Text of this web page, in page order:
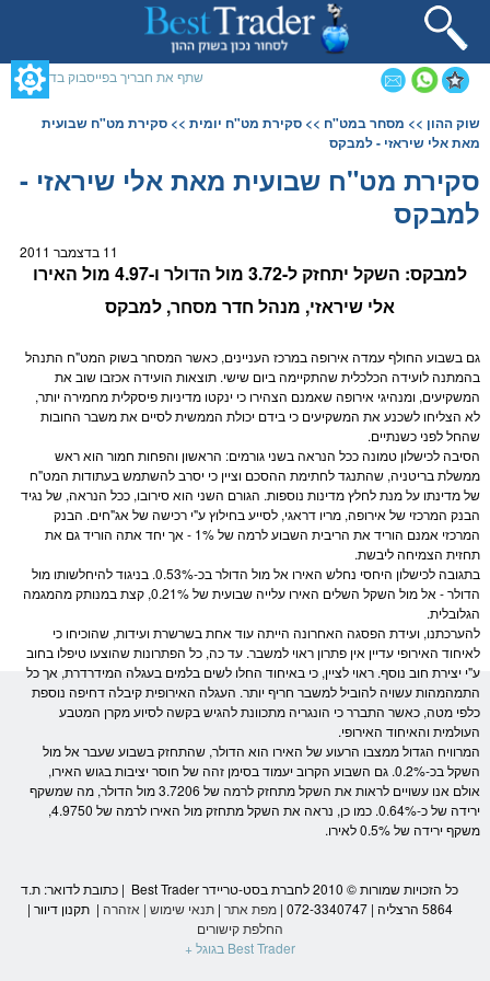
אינטרנט,
לחץ
תוכן
שתף את חבריך בפייסבוק בדף זה
המרכזי,
באפשרותך
אנטר
כדי
לדלג
הבא
שוק ההון >> מסחר במט"ח >> סקירת מט"ח יומית>> סקירת מט"ח שבועית
מאת אלי שיראזי - למבקס
סקירת מט"ח שבועית מאת אלי שיראזי -
למבקס
11 בדצמבר 2011
למבקס: השקל יתחזק ל-3.72 מול ה דולר ו-4.97 מול האירו
אלי שיראזי, מנהל חדר מסחר, למבקס
גם בשבוע החולף עמדה אירופה במרכז העניינים, כאשר המסחרבשוק המט"ח התנהל
בהמתנה לועידה הכלכלית שהתקיימה ביום שישי. תוצאות הועידה אכזבו שוב את
המשקיעים, ומנהיגי אירופה שאמנם הצהירו כי ינקטו מדיניות פיסקלית מחמירה יותר,
לא הצליחו לשכנע את המשקיעים כי בידם יכולת הממשית לסיים את משבר החובות
שהחל לפני כשנתיים.
הסיבה לכישלון טמונה ככל הנראה בשני גורמים: הראשון והפחות חמור הוא ראש
ממשלת בריטניה, שהתנגד לחתימת ההסכם וציין כי יסרב להשתמש בעתודות המט"ח
של מדינתו על מנת לחלץ מדינות נוספות. הגורם השני הוא סירובו, ככל הנראה, של נגיד
הבנק המרכזי של אירופה, מריו דראגי, לסייע בחילוץ ע"י רכישה של אג"חים. הבנק
המרכזי אמנם הוריד את הריבית
השבוע לרמה של 1% - אך יחד אתה הוריד גם את
תחזית הצמיחה ליבשת.
בתגובה לכישלון היחסי נחלש האירו אל מול הדולר
בכ-0.53%. בניגוד להיחלשותו מול
הדולר- אל מול השקל
השלים האירו עלייה שבועית של 0.21%, קצת במנותק מהמגמה
הגלובלית.
להערכתנו, ועידת הפסגה האחרונה הייתה עוד אחת בשרשרת ועידות, שהוכיחו כי
לאיחוד האירופי עדיין אין פתרון ראוי למשבר. עד כה, כל הפתרונות שהוצעו טיפלו בחוב
ע"י יצירת חוב נוסף. ראוי לציין, כי באיחוד החלו לשים בלמים בעגלה המידרדרת, אך כל
התמהמהות עשויה להוביל למשבר חריף יותר. העגלה האירופית קיבלה דחיפה נוספת
כלפי מטה, כאשר התברר כי הונגריה מתכוונת להגיש בקשה לסיוע מקרן המטבע
העולמית והאיחוד האירופי.
המרוויח הגדול ממצבו הרעוע של האירו הוא הדולר, שהתחזק בשבוע שעבר אל מול
השקל
בכ-0.2%. גם השבוע הקרוב יעמוד בסימן זהה של חוסר יציבות בגוש האירו,
אולם אנו עשויים לראות את השקלמתחזק לרמה של 3.7206 מול ה דולר, מה שמשקף
ירידה של כ-0.64%. כמו כן, נראה את ה
שקל
מתחזק מול האירו לרמה של 4.9750,
משקף ירידה של 0.5% לאירו.
כל הזכויות שמורות © 2010 לחברת בסט-טריידר Best Trader | כתובת לדואר: ת.ד
5864 הרצליה | 072-3340747 |
מפת אתר | תנאי שימוש | אזהרה | תקנון דיוור |
החלפת קישורים
Best Trader בגוגל +